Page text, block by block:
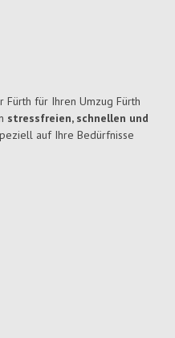
Fürth für Ihren Umzug Fürth
stressfreien, schnellen und
auf Ihre Bedürfnisse